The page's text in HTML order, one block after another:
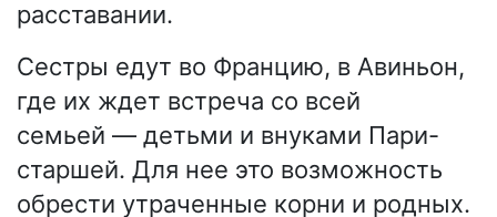
расставании.
Сестры едут во Францию, в Авиньон,
где их ждет встреча со всей
семьей — детьми и внуками Пари-
старшей. Для нее это возможность
обрести утраченные корни и родных.